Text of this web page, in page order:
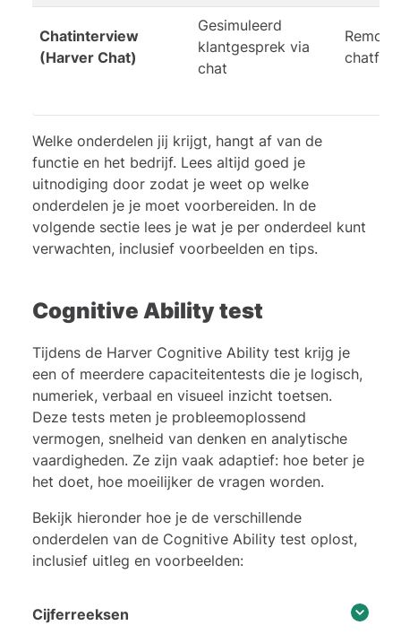
Chatinterview
(Harver Chat)
Gesimuleerd
klantgesprek via
chat
Welke onderdelen jij krijgt, hangt af van de
functie en het bedrijf. Lees altijd goed je
uitnodiging door zodat je weet op welke
onderdelen je je moet voorbereiden. In de
volgende sectie lees je wat je per onderdeel kunt
verwachten, inclusief voorbeelden en tips.
Cognitive Ability test
Tijdens de Harver Cognitive Ability test krijg je
een of meerdere capaciteitentests die je logisch,
numeriek, verbaal en visueel inzicht toetsen.
Deze tests meten je probleemoplossend
vermogen, snelheid van denken en analytische
vaardigheden. Ze zijn vaak adaptief: hoe beter je
het doet, hoe moeilijker de vragen worden.
Bekijk hieronder hoe je de verschillende
onderdelen van de Cognitive Ability test oplost,
inclusief uitleg en voorbeelden:
Cijferreeksen